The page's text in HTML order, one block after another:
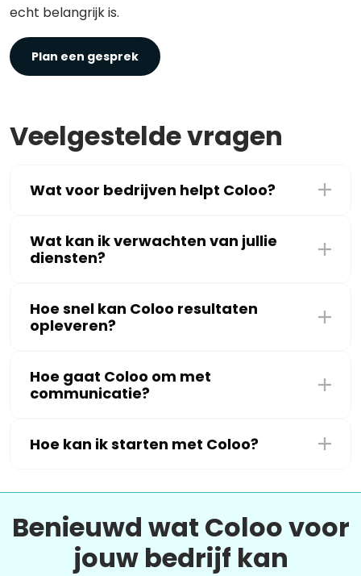
echt belangrijk is.
Plan een gesprek
Veelgestelde vragen
Wat voor bedrijven helpt Coloo?
Wat kan ik verwachten van jullie
diensten?
Hoe snel kan Coloo resultaten
opleveren?
Hoe gaat Coloo om met
communicatie?
Hoe kan ik starten met Coloo?
Benieuwd wat Coloo voor
jouw bedrijf kan